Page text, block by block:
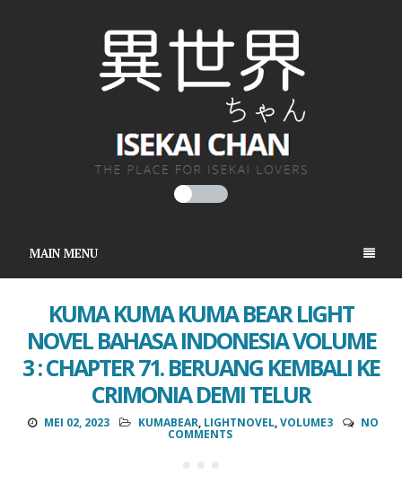
MAIN MENU
KUMA KUMA KUMA BEAR LIGHT
NOVEL BAHASA INDONESIA VOLUME
3 : CHAPTER 71. BERUANG KEMBALI KE
CRIMONIA DEMI TELUR
MEI 02, 2023 KUMABEAR, LIGHTNOVEL,VOLUME3 NO
COMMENTS